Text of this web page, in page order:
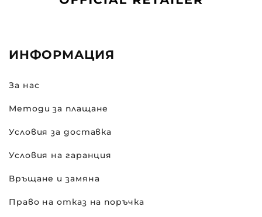
ИНФОРМАЦИЯ
За нас
Методи за плащане
Условия за доставка
Условия на гаранция
Връщане и замяна
Право на отказ на поръчка